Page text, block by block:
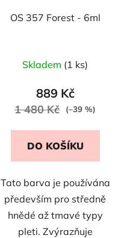
OS 357 Forest - 6ml
Skladem (1 ks)
889 Kč
1 480 Kč (–39 %)
DO KOŠÍKU
Tato barva je používána
především pro středně
hnědé až tmavé typy
pleti. Zvýrazňuje